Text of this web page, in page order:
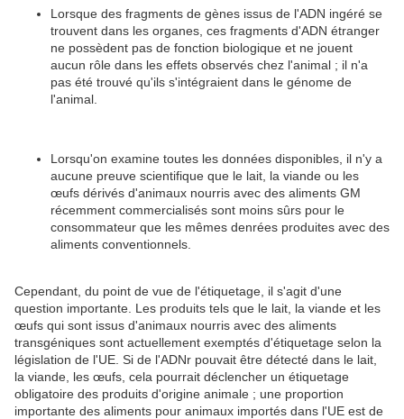
Lorsque des fragments de gènes issus de l'ADN ingéré se
trouvent dans les organes, ces fragments d'ADN étranger
ne possèdent pas de fonction biologique et ne jouent
aucun rôle dans les effets observés chez l'animal ; il n'a
pas été trouvé qu'ils s'intégraient dans le génome de
l'animal.
Lorsqu'on examine toutes les données disponibles, il n'y a
aucune preuve scientifique que le lait, la viande ou les
œufs dérivés d'animaux nourris avec des aliments GM
récemment commercialisés sont moins sûrs pour le
consommateur que les mêmes denrées produites avec des
aliments conventionnels.
Cependant, du point de vue de l'étiquetage, il s'agit d'une
question importante. Les produits tels que le lait, la viande et les
œufs qui sont issus d'animaux nourris avec des aliments
transgéniques sont actuellement exemptés d'étiquetage selon la
législation de l'UE. Si de l'ADNr pouvait être détecté dans le lait,
la viande, les œufs, cela pourrait déclencher un étiquetage
obligatoire des produits d'origine animale ; une proportion
importante des aliments pour animaux importés dans l'UE est de